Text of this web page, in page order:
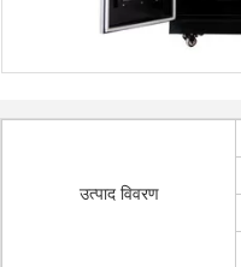
उत्पाद विवरण